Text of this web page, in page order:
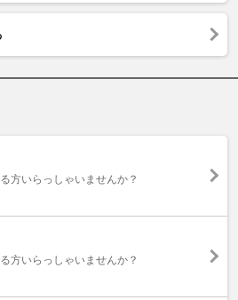
方いらっしゃいませんか？
方いらっしゃいませんか？